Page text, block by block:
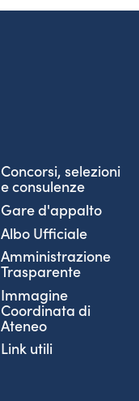
Concorsi, selezioni
e consulenze
Gare d'appalto
Albo Ufficiale
Amministrazione
Trasparente
Immagine
Coordinata di
Ateneo
Link utili